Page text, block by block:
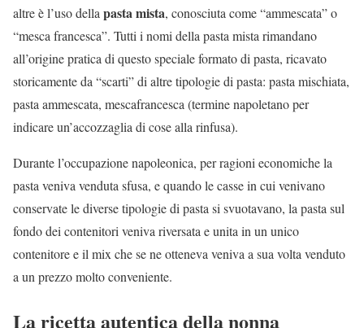
altre è l’uso della pasta mista, conosciuta come “ammescata” o
“mesca francesca”. Tutti i nomi della pasta mista rimandano
all’origine pratica di questo speciale formato di pasta, ricavato
storicamente da “scarti” di altre tipologie di pasta: pasta mischiata,
pasta ammescata, mescafrancesca (termine napoletano per
indicare un’accozzaglia di cose alla rinfusa).
Durante l’occupazione napoleonica, per ragioni economiche la
pasta veniva venduta sfusa, e quando le casse in cui venivano
conservate le diverse tipologie di pasta si svuotavano, la pasta sul
fondo dei contenitori veniva riversata e unita in un unico
contenitore e il mix che se ne otteneva veniva a sua volta venduto
a un prezzo molto conveniente.
La ricetta autentica della nonna